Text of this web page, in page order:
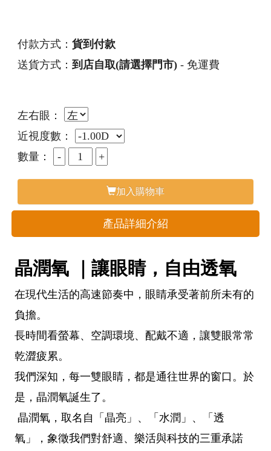
付款方式： 貨到付款
送貨方式： 到店自取(請選擇門市)- 免運費
左右眼：
近視度數：
數量：
加入購物車
產品詳細介紹
晶潤氧 ｜讓眼睛，自由透氧
在現代生活的高速節奏中，眼睛承受著前所未有的
負擔。
長時間看螢幕、空調環境、配戴不適，讓雙眼常常
乾澀疲累。
我們深知，每一雙眼睛，都是通往世界的窗口。於
是，晶潤氧誕生了。
晶潤氧，取名自「晶亮」、「水潤」、「透
氧」，象徵我們對舒適、樂活與科技的三重承諾